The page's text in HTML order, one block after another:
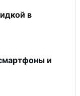
в
и